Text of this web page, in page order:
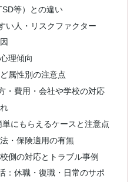
等）との違い
い人・リスクファクター
理傾向
属性別の注意点
・費用・会社や学校の対応
にもらえるケースと注意点
・保険適用の有無
側の対応とトラブル事例
：休職・復職・日常のサポ